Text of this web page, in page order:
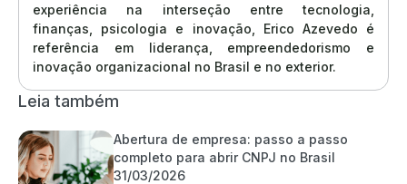
experiência na interseção entre tecnologia,
finanças, psicologia e inovação, Erico Azevedo é
referência em liderança, empreendedorismo e
inovação organizacional no Brasil e no exterior.
Leia também
Abertura de empresa: passo a passo
completo para abrir CNPJ no Brasil
31/03/2026